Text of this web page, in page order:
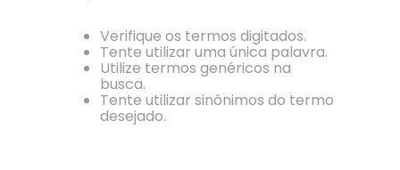
Verifique os termos digitados.
Tente utilizar uma única palavra.
Utilize termos genéricos na
busca.
Tente utilizar sinônimos do termo
desejado.